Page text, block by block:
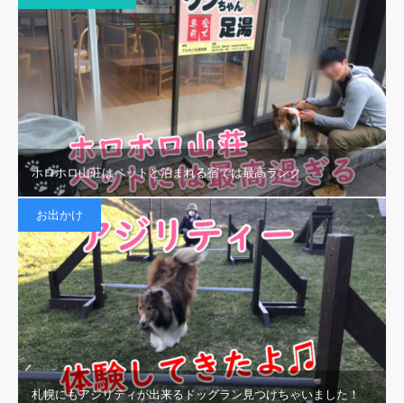
ホロホロ山荘はペットと泊まれる宿では最高ランク
お出かけ
札幌にもアジリティが出来るドッグラン見つけちゃいました！